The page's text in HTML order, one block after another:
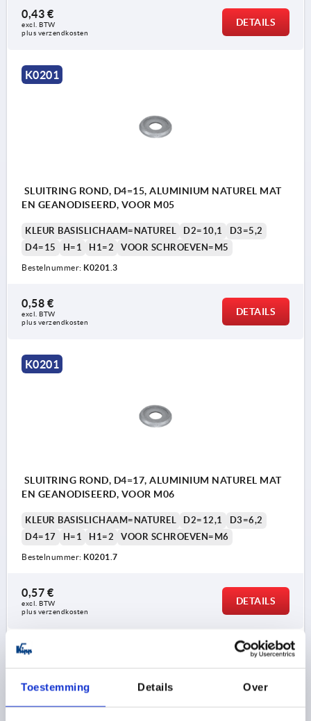
Toestemming Details Over
0,43 €
excl. BTW
plus verzendkosten
DETAILS
K0201
SLUITRING ROND, D4=15, ALUMINIUM NATUREL MAT
EN GEANODISEERD, VOOR M05
KLEUR BASISLICHAAM=NATUREL D2=10,1
D3=5,2
D4=15
H=1 H1=2 VOOR SCHROEVEN=M5
Bestelnummer: K0201.3
0,58 €
excl. BTW
plus verzendkosten
DETAILS
K0201
SLUITRING ROND, D4=17, ALUMINIUM NATUREL MAT
EN GEANODISEERD, VOOR M06
KLEUR BASISLICHAAM=NATUREL D2=12,1
D3=6,2
D4=17
H=1 H1=2 VOOR SCHROEVEN=M6
Bestelnummer: K0201.7
0,57 €
excl. BTW
plus verzendkosten
DETAILS
K0201